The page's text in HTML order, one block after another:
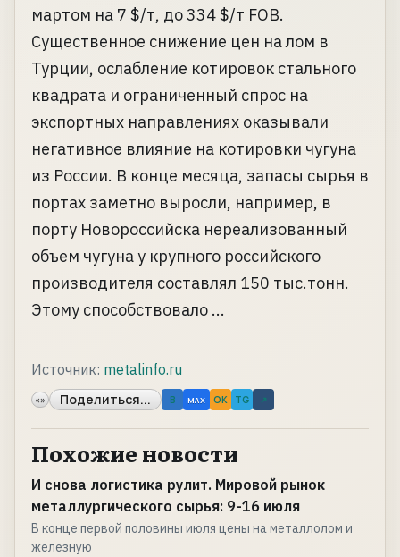
мартом на 7 $/т, до 334 $/т FOB.
Существенное снижение цен на лом в
Турции, ослабление котировок стального
квадрата и ограниченный спрос на
экспортных направлениях оказывали
негативное влияние на котировки чугуна
из России. В конце месяца, запасы сырья в
портах заметно выросли, например, в
порту Новороссийска нереализованный
объем чугуна у крупного российского
производителя составлял 150 тыс.тонн.
Этому способствовало ...
Источник: metalinfo.ru
«» Поделиться... B MAX OK TG ↗
Похожие новости
И снова логистика рулит. Мировой рынок
металлургического сырья: 9-16 июля
В конце первой половины июля цены на металлолом и
железную